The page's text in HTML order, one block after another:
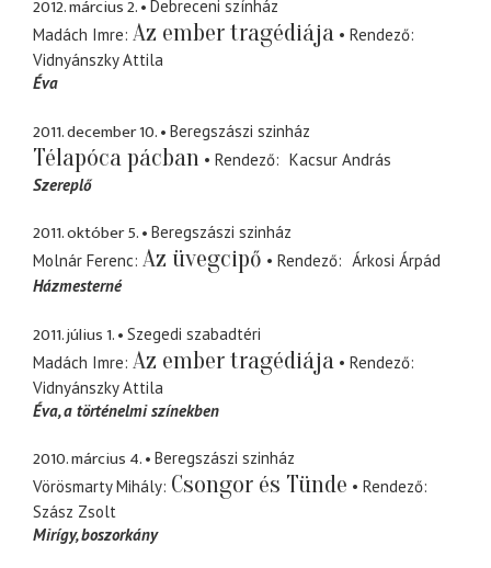
2012. március 2.
Debreceni színház
Madách Imre Az ember tragédiája
Rendező
Vidnyánszky Attila
Éva
2011. december 10. Beregszászi szinház
Télapóca pácban Rendező
Kacsur András
Szereplő
2011. október 5.
Beregszászi szinház
Molnár Ferenc Az üvegcipő Rendező
Árkosi Árpád
Házmesterné
2011. július 1.
Szegedi szabadtéri
Madách Imre Az ember tragédiája
Rendező
Vidnyánszky Attila
Éva a történelmi színekben
2010. március 4.
Beregszászi szinház
Vörösmarty Mihály Csongor és Tünde
Rendező
Szász Zsolt
Mirígy boszorkány